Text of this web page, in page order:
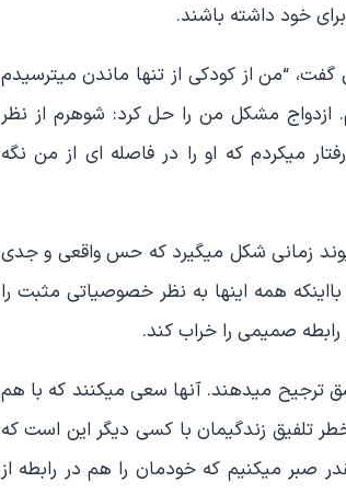
خود داشته باشند.
“من از کودکی از تنها ماندن میترسیدم
ازدواج مشکل من را حل کرد: شوهرم از نظر
میکردم که او را در فاصله ای از من نگه
زمانی شکل میگیرد که حس واقعی و جدی
همه اینها به نظر خصوصیاتی مثبت را
صمیمی را خراب کند.
عشق ترجیح میدهند. آنها سعی میکنند که با هم
تلفیق زندگیمان با کسی دیگر این است که
صبر میکنیم که خودمان را هم در رابطه از